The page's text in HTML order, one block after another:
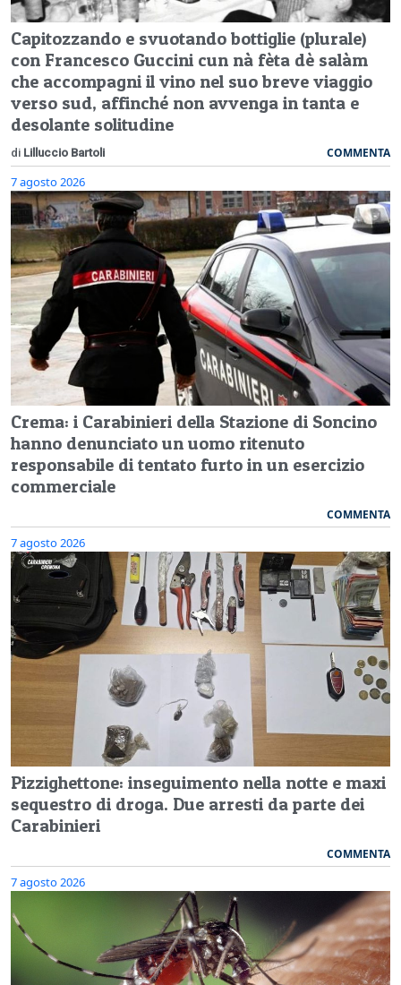
Capitozzando e svuotando bottiglie (plurale)
con Francesco Guccini cun nà fèta dè salàm
che accompagni il vino nel suo breve viaggio
verso sud, affinché non avvenga in tanta e
desolante solitudine
di Lilluccio Bartoli COMMENTA
7 agosto 2026
Crema: i Carabinieri della Stazione di Soncino
hanno denunciato un uomo ritenuto
responsabile di tentato furto in un esercizio
commerciale
COMMENTA
7 agosto 2026
Pizzighettone: inseguimento nella notte e maxi
sequestro di droga. Due arresti da parte dei
Carabinieri
COMMENTA
7 agosto 2026